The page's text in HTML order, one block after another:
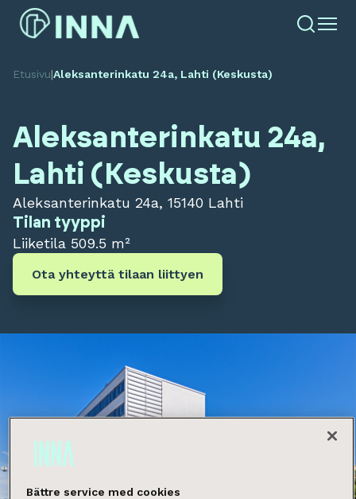
Etusivu|Aleksanterinkatu 24a, Lahti (Keskusta)
Aleksanterinkatu 24a,
Lahti (Keskusta)
Aleksanterinkatu 24a, 15140 Lahti
Tilan tyyppi
Liiketila 509.5 m²
Ota yhteyttä tilaan liittyen
Bättre service med cookies